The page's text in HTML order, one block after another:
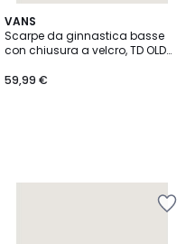
VANS
Scarpe da ginnastica basse
con chiusura a velcro, TD OLD
59,99 €